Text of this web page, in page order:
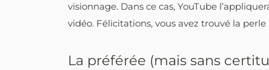
visionnage. Dans ce cas, YouTube
vidéo. Félicitations, vous avez trouvé la
La préférée (mais sans